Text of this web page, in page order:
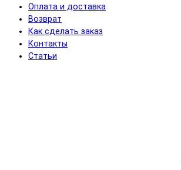
Оплата и доставка
Возврат
Как сделать заказ
Контакты
Статьи